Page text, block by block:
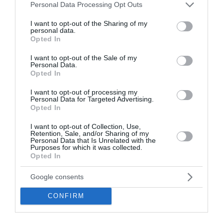
Please note that this website/app uses one or more Google
not limited to your visit or usage behaviour. You may click to
grant or deny consent to Google and its third-party tags to
use your data for below specified purposes in below Google
consent section.
Personal Data Processing Opt Outs
I want to opt-out of the Sharing of my
personal data.
Opted In
I want to opt-out of the Sale of my
Personal Data.
Opted In
I want to opt-out of processing my
Personal Data for Targeted Advertising.
Opted In
I want to opt-out of Collection, Use,
Retention, Sale, and/or Sharing of my
Personal Data that Is Unrelated with the
Purposes for which it was collected.
Opted In
Google consents
CONFIRM
ασφάλεια της πατρίδας μας με νέο αναπτυξιακό
διαβάστε ακόμη